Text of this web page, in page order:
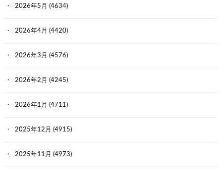
2026年5月 (4634)
2026年4月 (4420)
2026年3月 (4576)
2026年2月 (4245)
2026年1月 (4711)
2025年12月 (4915)
2025年11月 (4973)